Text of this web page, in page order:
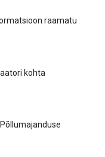
raamatu
kohta